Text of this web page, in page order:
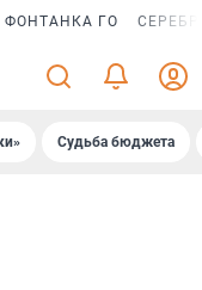
ФОНТАНКА ГО
Судьба бюджета